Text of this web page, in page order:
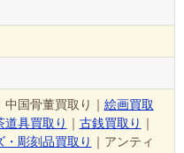
中国骨董買取り｜ 絵画買取
道具買取り ｜ 古銭買取り ｜
・彫刻品買取り ｜アンティ